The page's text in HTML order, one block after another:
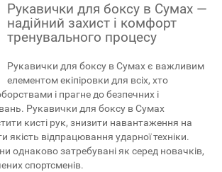
Рукавички для боксу в Сумах —
надійний захист і комфорт
тренувального процесу
Рукавички для боксу в Сумах є важливим
елементом екіпіровки для всіх, хто
і прагне до безпечних і
Рукавички для боксу в Сумах
кисті рук, знизити навантаження на
якість відпрацювання ударної техніки.
однаково затребувані як серед новачків,
спортсменів.